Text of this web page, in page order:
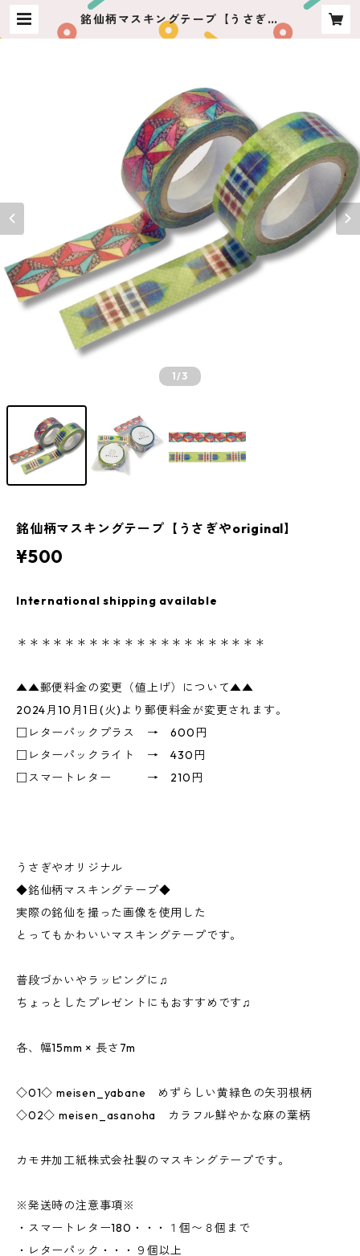
銘仙柄マスキングテープ【うさぎや
original】 | usagiya ashikaga
1/3
銘仙柄マスキングテープ【うさぎやoriginal】
¥500
International shipping available
＊＊＊＊＊＊＊＊＊＊＊＊＊＊＊＊＊＊＊＊＊
▲▲郵便料金の変更（値上げ）について▲▲
2024月10月1日(火)より郵便料金が変更されます。
□レターパックプラス → 600円
□レターパックライト → 430円
□スマートレター → 210円
うさぎやオリジナル
◆銘仙柄マスキングテープ◆
実際の銘仙を撮った画像を使用した
とってもかわいいマスキングテープです。
普段づかいやラッピングに♫
ちょっとしたプレゼントにもおすすめです♫
各、幅15mm × 長さ7m
◇01◇ meisen_yabane めずらしい黄緑色の矢羽根柄
◇02◇ meisen_asanoha カラフル鮮やかな麻の葉柄
カモ井加工紙株式会社製のマスキングテープです。
※発送時の注意事項※
・スマートレター180・・・１個〜８個まで
・レターパック・・・９個以上